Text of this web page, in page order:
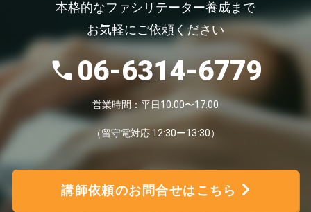
本格的なファシリテーター養成まで
お気軽にご依頼ください
06-6314-6779
営業時間：平日10:00〜17:00
（留守電対応 12:30ー13:30）
講師依頼のお問合せはこちら